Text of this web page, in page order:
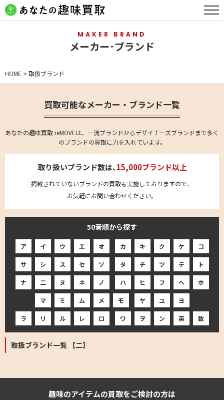
MAKER BRAND
メーカー･ブランド
HOME > 取扱ブランド
買取可能なメーカー・ブランド一覧
あなたの趣味買取 reMOVEは、一流ブランドからデザイナーズブランドまで多く
のブランドの買取に力を入れています。
取り扱いブランド数は､15,000ブランド以上
掲載されていないブランドの買取も実施しておりますので、
お気軽にお問い合わせください。
50音順から探す
ア イ ウ エ オ カ キ ク ケ コ
サ シ ス セ ソ タ チ ツ テ ト
ナ 二 ヌ ネ ノ ハ ヒ フ ヘ ホ
マ ミ ム メ モ ヤ ユ ヨ
ラ リ ル レ ロ ワ ヲ ン 英 数
取扱ブランド一覧 【二】
趣味のアイテムの買取をご検討の方は